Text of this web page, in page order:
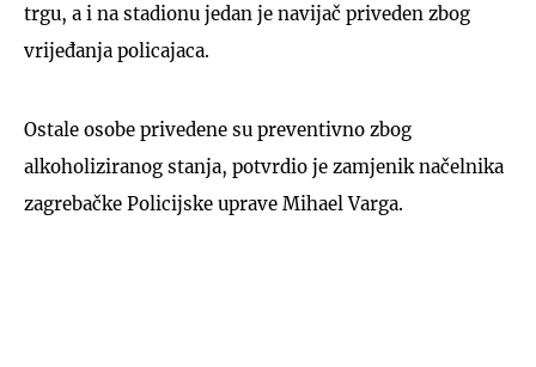
trgu, a i na stadionu jedan je navijač priveden zbog
vrijeđanja policajaca.
Ostale osobe privedene su preventivno zbog
alkoholiziranog stanja, potvrdio je zamjenik načelnika
zagrebačke Policijske uprave Mihael Varga.